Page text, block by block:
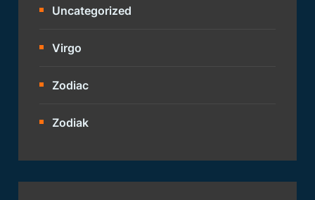
Uncategorized
Virgo
Zodiac
Zodiak